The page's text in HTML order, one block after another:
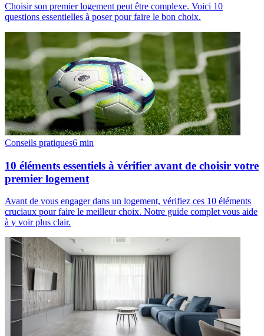
Choisir son premier logement peut être complexe. Voici 10
questions essentielles à poser pour faire le bon choix.
Conseils pratiques6 min
10 éléments essentiels à vérifier avant de choisir votre
premier logement
Avant de vous engager dans un logement, vérifiez ces 10 éléments
cruciaux pour faire le meilleur choix. Notre guide complet vous aide
à y voir plus clair.